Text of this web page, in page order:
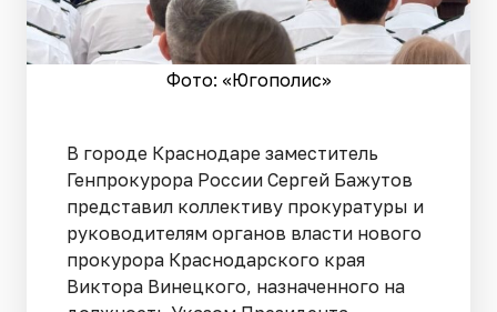
Фото: «Югополис»
В городе Краснодаре заместитель
Генпрокурора России Сергей Бажутов
представил коллективу прокуратуры и
руководителям органов власти нового
прокурора Краснодарского края
Виктора Винецкого, назначенного на